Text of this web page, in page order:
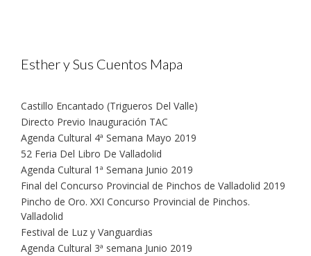
Esther y Sus Cuentos Mapa
Castillo Encantado (Trigueros Del Valle)
Directo Previo Inauguración TAC
Agenda Cultural 4ª Semana Mayo 2019
52 Feria Del Libro De Valladolid
Agenda Cultural 1ª Semana Junio 2019
Final del Concurso Provincial de Pinchos de Valladolid 2019
Pincho de Oro. XXI Concurso Provincial de Pinchos.
Valladolid
Festival de Luz y Vanguardias
Agenda Cultural 3ª semana Junio 2019